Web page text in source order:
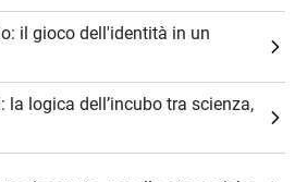
il gioco dell'identità in un
la logica dell’incubo tra scienza,